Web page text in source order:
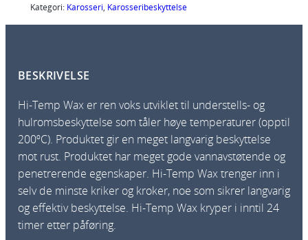
e
c
.
4
2
6
H
i
t
e
m
Kategori: Karosseri, Karosseribeskyttelse
BESKRIVELSE
Hi-Temp Wax er ren voks utviklet til understells- og
hulromsbeskyttelse som tåler høye temperaturer (opptil
200ºC). Produktet gir en meget langvarig beskyttelse
mot rust. Produktet har meget gode vannavstøtende og
penetrerende egenskaper. Hi-Temp Wax trenger inn i
selv de minste kriker og kroker, noe som sikrer langvarig
og effektiv beskyttelse. Hi-Temp Wax kryper i inntil 24
timer etter påføring.